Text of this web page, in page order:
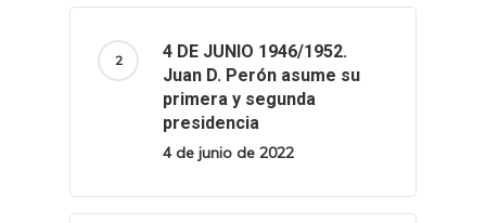
4 DE JUNIO 1946/1952.
Juan D. Perón asume su
primera y segunda
presidencia
4 de junio de 2022